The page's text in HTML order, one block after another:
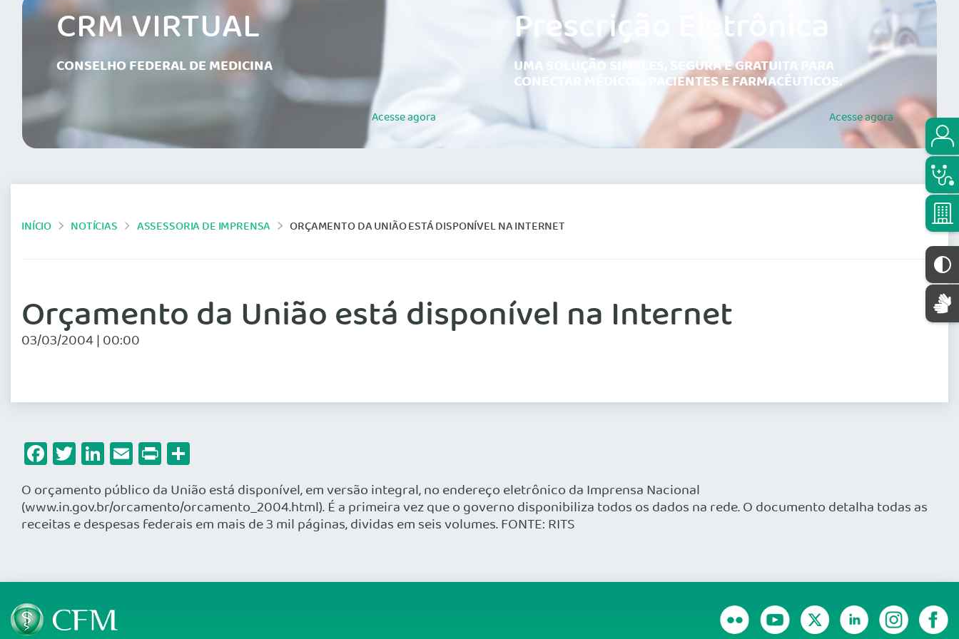
CRM VIRTUAL
CONSELHO FEDERAL DE MEDICINA
Acesseagora
Prescrição Eletrônica
UMA SOLUÇÃO SIMPLES, SEGURA E GRATUITA PARA
CONECTAR MÉDICOS, PACIENTES E FARMACÊUTICOS.
Acesseagora
INÍCIO NOTÍCIAS ASSESSORIA DE IMPRENSA ORÇAMENTO DA UNIÃO ESTÁ DISPONÍVEL NA INTERNET
Orçamento da União está disponível na Internet
03/03/2004 | 00:00
Facebook
Twitter
LinkedIn
Email
Print
O orçamento público da União está disponível, em versão integral, no endereço eletrônico da Imprensa Nacional
(www.in.gov.br/orcamento/orcamento_2004.html). É a primeira vez que o governo disponibiliza todos os dados na rede. O documento detalha todas as
receitas e despesas federais em mais de 3 mil páginas, dividas em seis volumes. FONTE: RITS